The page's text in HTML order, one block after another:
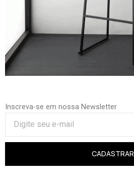
Inscreva-se em nossa Newsletter
CADASTRAR